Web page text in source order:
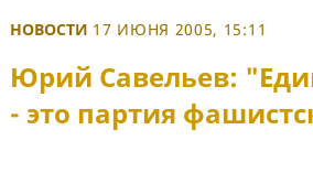
НОВОСТИ 17 ИЮНЯ 2005, 15:11
Юрий Савельев:
- это партия